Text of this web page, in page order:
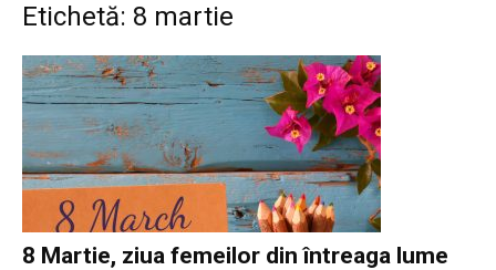
Etichetă: 8 martie
8 Martie, ziua femeilor din întreaga lume